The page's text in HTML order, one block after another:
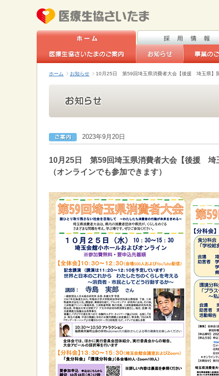
ホーム お知らせ 10月25日 第59回埼玉県消費者大会【後援 埼玉県】
2023年9月20日
10月25日 第59回埼玉県消費者大会【後援 埼
（オンラインでも参加できます）